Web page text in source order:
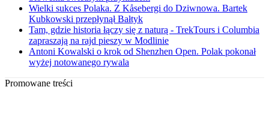
Wielki sukces Polaka. Z Kåsebergi do Dziwnowa. Bartek
Kubkowski przepłynął Bałtyk
Tam, gdzie historia łączy się z naturą - TrekTours i Columbia
zapraszają na rajd pieszy w Modlinie
Antoni Kowalski o krok od Shenzhen Open. Polak pokonał
wyżej notowanego rywala
Promowane treści